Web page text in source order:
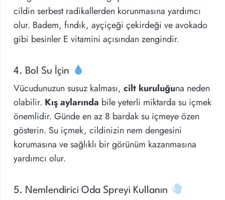
cildin serbest radikallerden korunmasına yardımcı
olur. Badem, fındık, ayçiçeği çekirdeği ve avokado
gibi besinler E vitamini açısından zengindir.
4. Bol Su İçin
Vücudunuzun susuz kalması, cilt kuruluğuna neden
olabilir. Kış aylarında bile yeterli miktarda su içmek
önemlidir. Günde en az 8 bardak su içmeye özen
gösterin. Su içmek, cildinizin nem dengesini
korumasına ve sağlıklı bir görünüm kazanmasına
yardımcı olur.
5. Nemlendirici Oda Spreyi Kullanın